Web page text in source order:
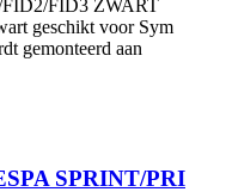
FID3 ZWART
geschikt voor Sym
gemonteerd aan
SPRINT/PRI